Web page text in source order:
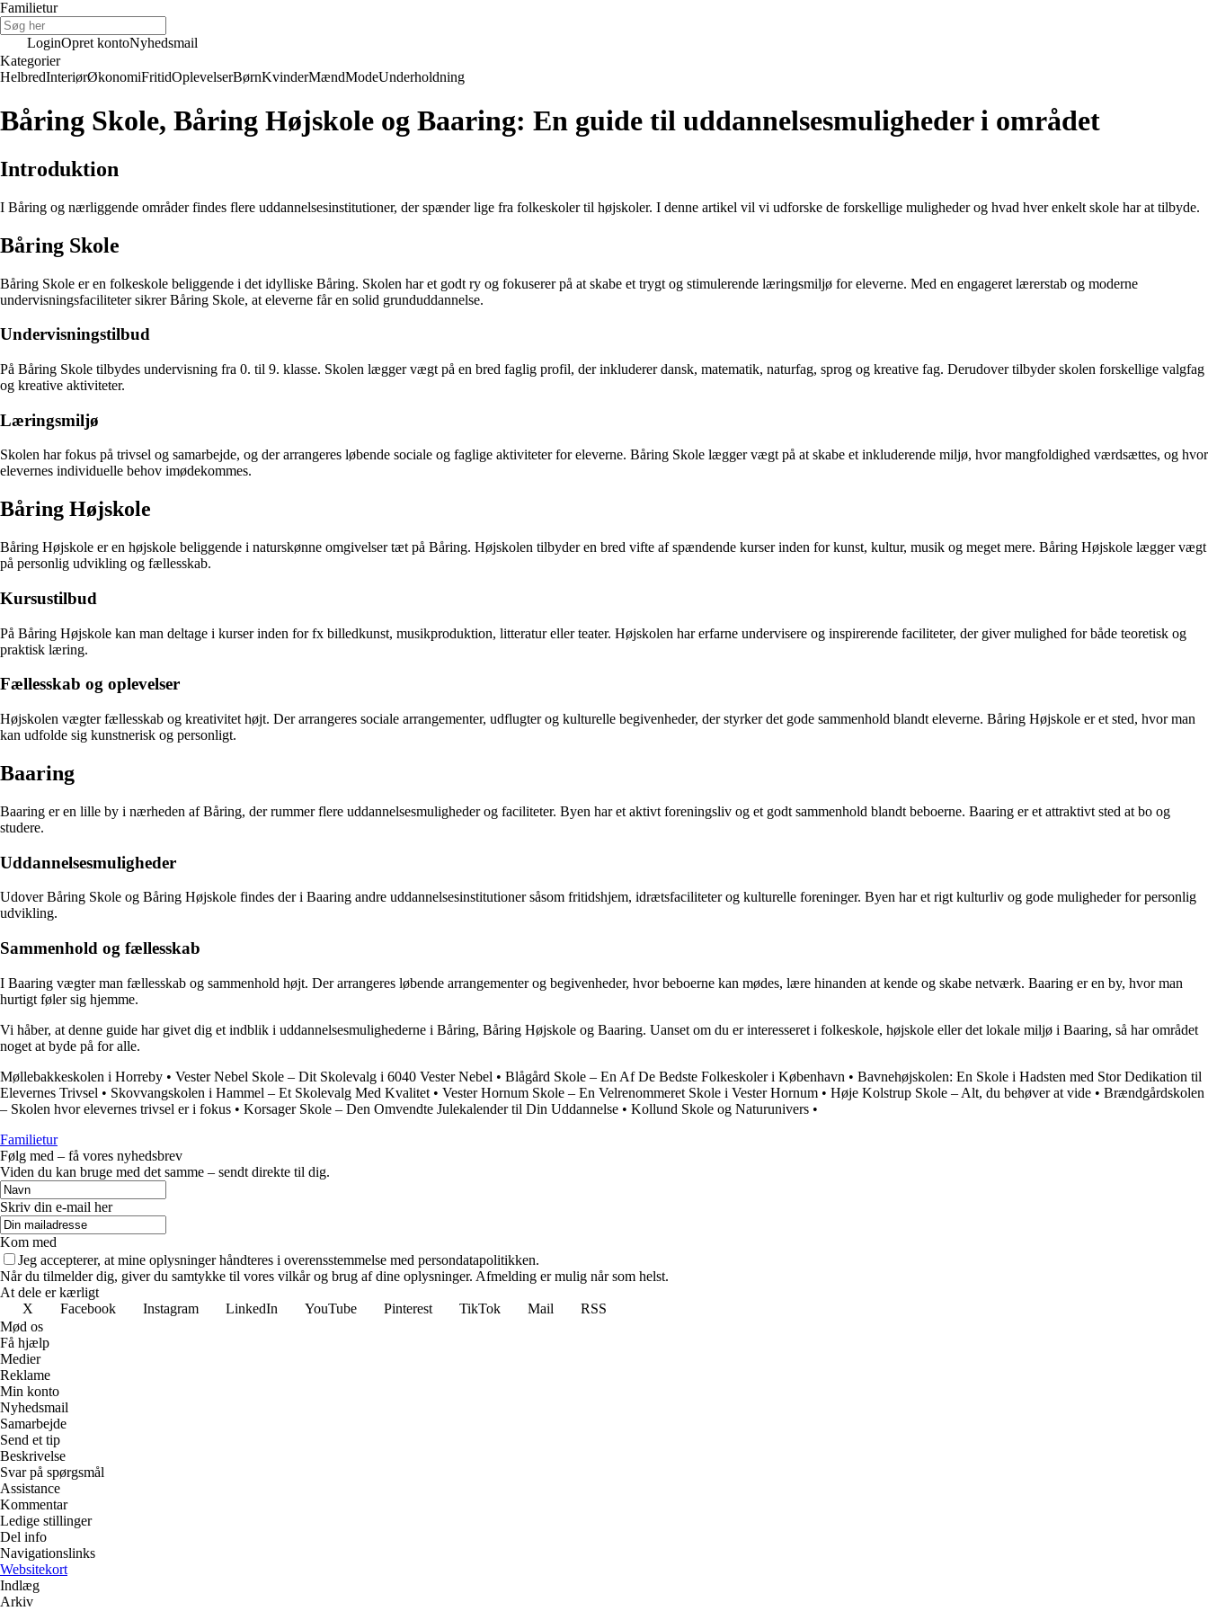
Familietur
LoginOpret kontoNyhedsmail
Kategorier
HelbredInteriørØkonomiFritidOplevelserBørnKvinderMændModeUnderholdning
Båring Skole, Båring Højskole og Baaring: En guide til uddannelsesmuligheder i området
Introduktion
I Båring og nærliggende områder findes flere uddannelsesinstitutioner, der spænder lige fra folkeskoler til højskoler. I denne artikel vil vi udforske de forskellige muligheder og hvad hver enkelt skole har at tilbyde.
Båring Skole
Båring Skole er en folkeskole beliggende i det idylliske Båring. Skolen har et godt ry og fokuserer på at skabe et trygt og stimulerende læringsmiljø for eleverne. Med en engageret lærerstab og moderne
undervisningsfaciliteter sikrer Båring Skole, at eleverne får en solid grunduddannelse.
Undervisningstilbud
På Båring Skole tilbydes undervisning fra 0. til 9. klasse. Skolen lægger vægt på en bred faglig profil, der inkluderer dansk, matematik, naturfag, sprog og kreative fag. Derudover tilbyder skolen forskellige valgfag
og kreative aktiviteter.
Læringsmiljø
Skolen har fokus på trivsel og samarbejde, og der arrangeres løbende sociale og faglige aktiviteter for eleverne. Båring Skole lægger vægt på at skabe et inkluderende miljø, hvor mangfoldighed værdsættes, og hvor
elevernes individuelle behov imødekommes.
Båring Højskole
Båring Højskole er en højskole beliggende i naturskønne omgivelser tæt på Båring. Højskolen tilbyder en bred vifte af spændende kurser inden for kunst, kultur, musik og meget mere. Båring Højskole lægger vægt
på personlig udvikling og fællesskab.
Kursustilbud
På Båring Højskole kan man deltage i kurser inden for fx billedkunst, musikproduktion, litteratur eller teater. Højskolen har erfarne undervisere og inspirerende faciliteter, der giver mulighed for både teoretisk og
praktisk læring.
Fællesskab og oplevelser
Højskolen vægter fællesskab og kreativitet højt. Der arrangeres sociale arrangementer, udflugter og kulturelle begivenheder, der styrker det gode sammenhold blandt eleverne. Båring Højskole er et sted, hvor man
kan udfolde sig kunstnerisk og personligt.
Baaring
Baaring er en lille by i nærheden af Båring, der rummer flere uddannelsesmuligheder og faciliteter. Byen har et aktivt foreningsliv og et godt sammenhold blandt beboerne. Baaring er et attraktivt sted at bo og
studere.
Uddannelsesmuligheder
Udover Båring Skole og Båring Højskole findes der i Baaring andre uddannelsesinstitutioner såsom fritidshjem, idrætsfaciliteter og kulturelle foreninger. Byen har et rigt kulturliv og gode muligheder for personlig
udvikling.
Sammenhold og fællesskab
I Baaring vægter man fællesskab og sammenhold højt. Der arrangeres løbende arrangementer og begivenheder, hvor beboerne kan mødes, lære hinanden at kende og skabe netværk. Baaring er en by, hvor man
hurtigt føler sig hjemme.
Vi håber, at denne guide har givet dig et indblik i uddannelsesmulighederne i Båring, Båring Højskole og Baaring. Uanset om du er interesseret i folkeskole, højskole eller det lokale miljø i Baaring, så har området
noget at byde på for alle.
Møllebakkeskolen i Horreby • Vester Nebel Skole – Dit Skolevalg i 6040 Vester Nebel • Blågård Skole – En Af De Bedste Folkeskoler i København • Bavnehøjskolen: En Skole i Hadsten med Stor Dedikation til
Elevernes Trivsel • Skovvangskolen i Hammel – Et Skolevalg Med Kvalitet • Vester Hornum Skole – En Velrenommeret Skole i Vester Hornum • Høje Kolstrup Skole – Alt, du behøver at vide • Brændgårdskolen
– Skolen hvor elevernes trivsel er i fokus • Korsager Skole – Den Omvendte Julekalender til Din Uddannelse • Kollund Skole og Naturunivers •
Familietur
Følg med – få vores nyhedsbrev
Viden du kan bruge med det samme – sendt direkte til dig.
Skriv din e-mail her
Kom med
Jeg accepterer, at mine oplysninger håndteres i overensstemmelse med persondatapolitikken.
Når du tilmelder dig, giver du samtykke til vores vilkår og brug af dine oplysninger. Afmelding er mulig når som helst.
At dele er kærligt
X
Facebook Instagram LinkedIn YouTube Pinterest TikTok Mail
RSS
Mød os
Få hjælp
Medier
Reklame
Min konto
Nyhedsmail
Samarbejde
Send et tip
Beskrivelse
Svar på spørgsmål
Assistance
Kommentar
Ledige stillinger
Del info
Navigationslinks
Websitekort
Indlæg
Arkiv